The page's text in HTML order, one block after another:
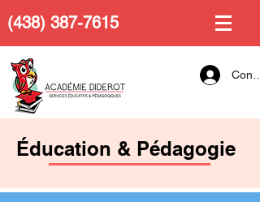
(438) 387-7615
Éducation & Pédagogie